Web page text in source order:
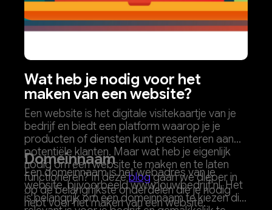
Wat heb je nodig voor het
maken van een website?
Een website is het digitale visitekaartje van je
bedrijf en biedt een platform waarop je je
producten of diensten kunt presenteren aan
potentiële klanten. Maar wat heb je eigenlijk
nodig om een website te maken en te laten
functioneren? In dezebloggaan we dieper in
op de belangrijkste onderdelen die je nodig
hebt voor het maken van een website.
Domeinnaam
Een domeinnaam is het webadres van je
website, bijvoorbeeld www.jouwbedrijf.nl. Het
is belangrijk om een domeinnaam te kiezen die